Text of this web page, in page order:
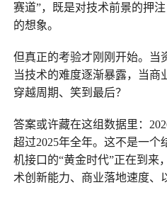
赛道”，既是对技术前景的押
的想象。
但真正的考验才刚刚开始。当
当技术的难度逐渐暴露，当商
穿越周期、笑到最后？
答案或许藏在这组数据里：
超过2025年全年。这不是一
机接口的“黄金时代”正在到来
术创新能力、商业落地速度、